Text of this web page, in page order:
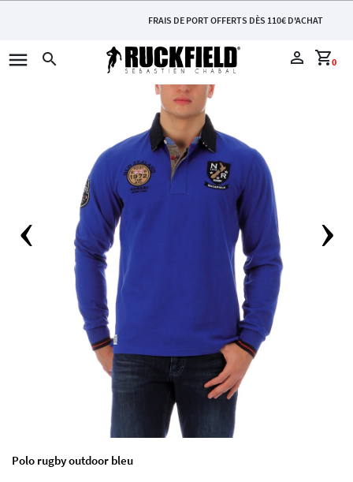
FRAIS DE PORT OFFERTS DÈS 110€ D'ACHAT
menu search perm_identity 0
shopping_cart
Polo rugby outdoor bleu